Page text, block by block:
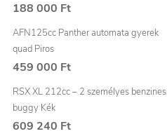
188 000 Ft
AFN125cc Panther automata gyerek
quad Piros
459 000 Ft
RSX XL 212cc – 2 személyes benzines
buggy Kék
609 240 Ft